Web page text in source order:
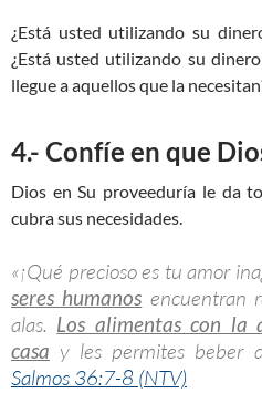
¿Está usted utilizando su
¿Está usted utilizando su
llegue a aquellos que la
4.- Confíe en que
Dios en Su proveeduría le da
cubra sus necesidades.
«¡Qué precioso es tu amor
seres humanos encuentran
alas. Los alimentas con la
casa y les permites beber
Salmos 36:7-8 (NTV)